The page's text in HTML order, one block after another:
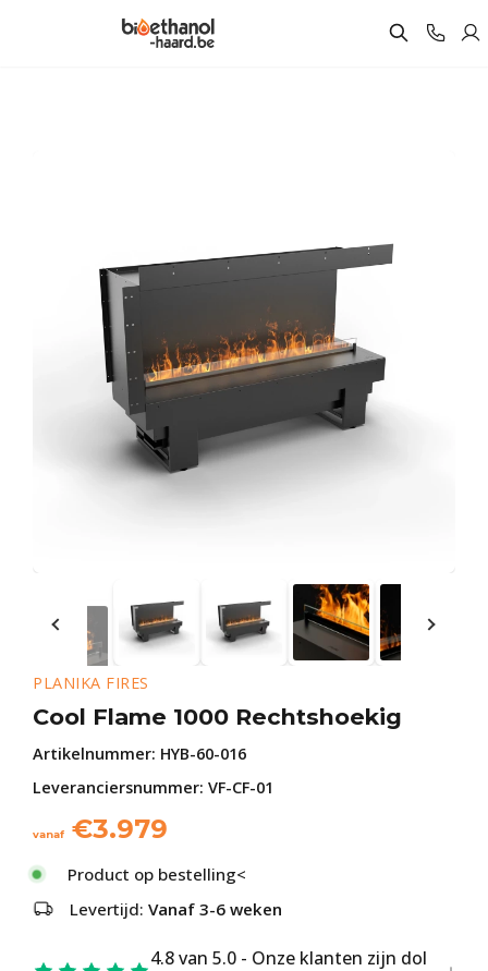
PLANIKA FIRES
Cool Flame 1000 Rechtshoekig
Artikelnummer: HYB-60-016
Leveranciersnummer: VF-CF-01
vanaf €3.979
Product op bestelling<
Levertijd: Vanaf 3-6 weken
4.8 van 5.0 - Onze klanten zijn dol